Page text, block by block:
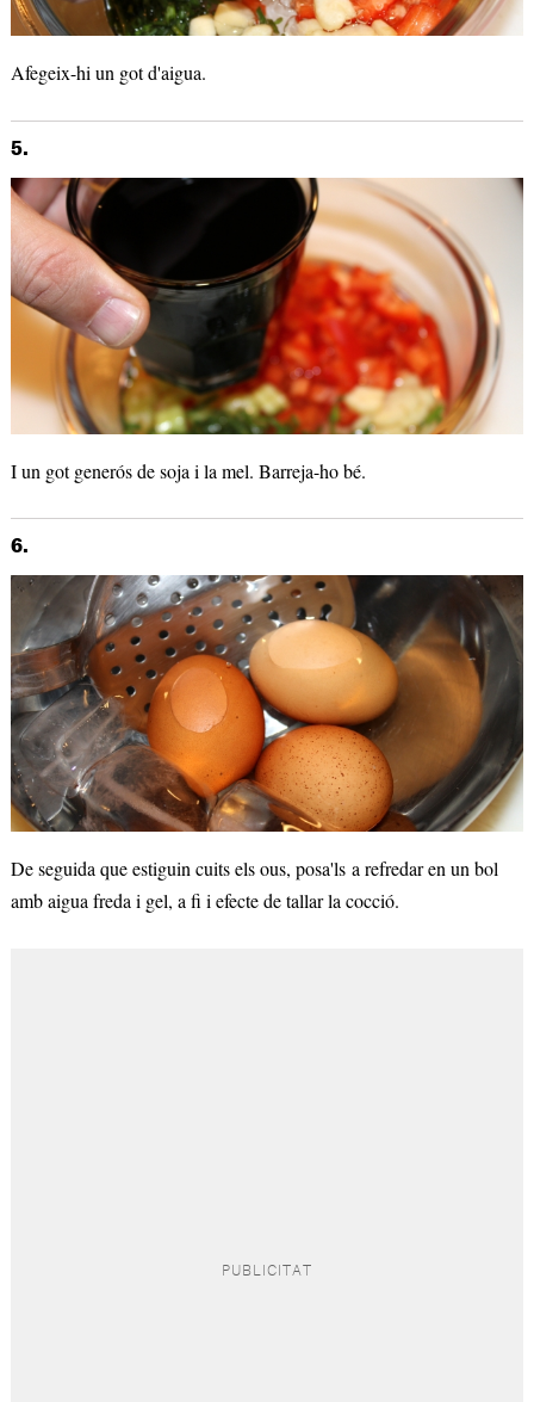
Afegeix-hi un got d'aigua.
5.
I un got generós de soja i la mel. Barreja-ho bé.
6.
De seguida que estiguin cuits els ous, posa'ls a refredar en un bol
amb aigua freda i gel, a fi i efecte de tallar la cocció.